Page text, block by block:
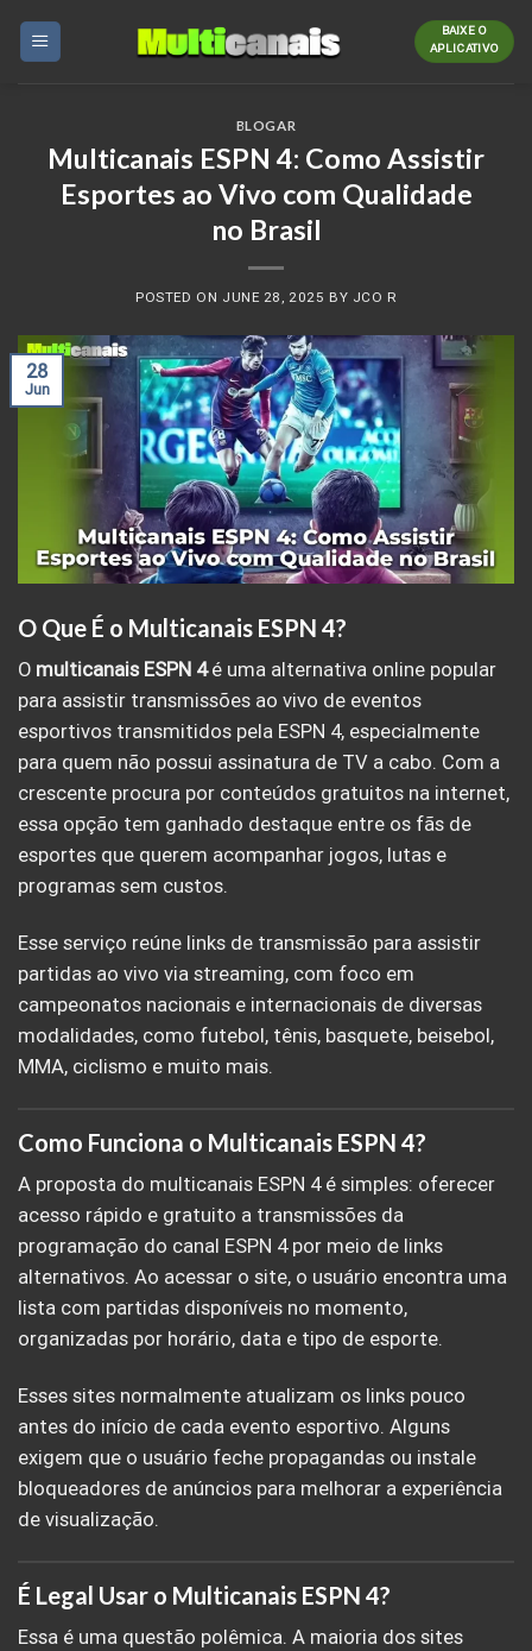
BAIXE O
APLICATIVO
BLOGAR
Multicanais ESPN 4: Como Assistir
Esportes ao Vivo com Qualidade
no Brasil
POSTED ON JUNE 28, 2025 BY JCO R
28
Jun
O Que É o Multicanais ESPN 4?
O multicanaisESPN 4é uma alternativa online popular
para assistir transmissões ao vivo de eventos
esportivos transmitidos pela ESPN 4, especialmente
para quem não possui assinatura de TV a cabo. Com a
crescente procura por conteúdos gratuitos na internet,
essa opção tem ganhado destaque entre os fãs de
esportes que querem acompanhar jogos, lutas e
programas sem custos.
Esse serviço reúne links de transmissão para assistir
partidas ao vivo via streaming, com foco em
campeonatos nacionais e internacionais de diversas
modalidades, como futebol, tênis, basquete, beisebol,
MMA, ciclismo e muito mais.
Como Funciona o Multicanais ESPN 4?
A proposta do multicanais ESPN 4 é simples: oferecer
acesso rápido e gratuito a transmissões da
programação do canal ESPN 4 por meio de links
alternativos. Ao acessar o site, o usuário encontra uma
lista com partidas disponíveis no momento,
organizadas por horário, data e tipo de esporte.
Esses sites normalmente atualizam os links pouco
antes do início de cada evento esportivo. Alguns
exigem que o usuário feche propagandas ou instale
bloqueadores de anúncios para melhorar a experiência
de visualização.
É Legal Usar o Multicanais ESPN 4?
Essa é uma questão polêmica. A maioria dos sites